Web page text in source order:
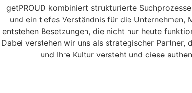
get­PROUD kom­biniert struk­turi­erte
und ein tiefes Ver­ständ­nis für die Unternehmen,
entste­hen Beset­zun­gen, die nicht nur heute
Dabei ver­ste­hen wir uns als strate­gis­ch­er Part­ner,
und Ihre Kul­tur ver­ste­ht und diese